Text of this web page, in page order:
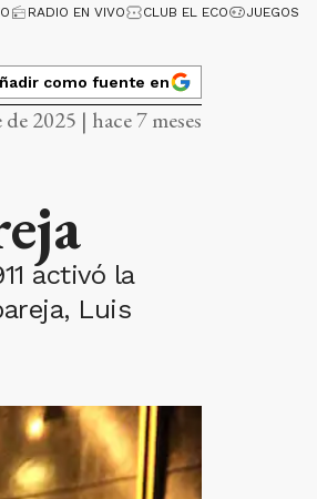
RADIO EN VIVO CLUB EL ECO JUEGOS
como fuente en
2025 | hace 7 meses
activó la
Luis